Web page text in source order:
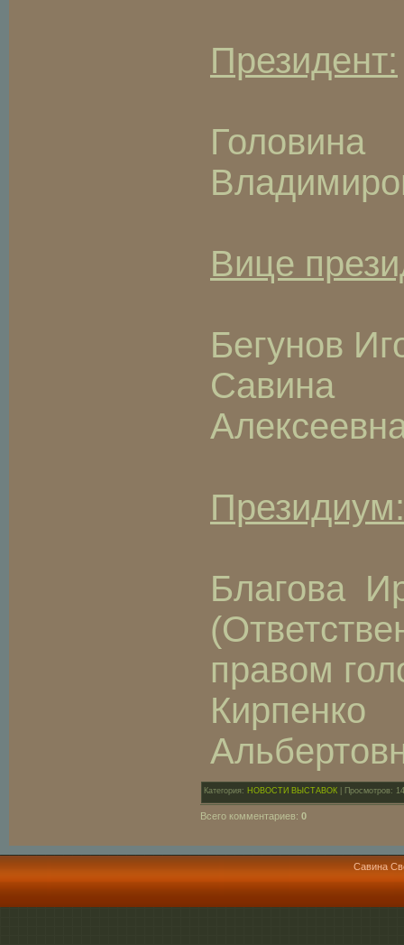
Президент:
Вице
Бегунов
Президиум:
Благова
правом
Категория: НОВОСТИ ВЫСТАВОК | Просмотров:
Всего комментариев: 0
Савина